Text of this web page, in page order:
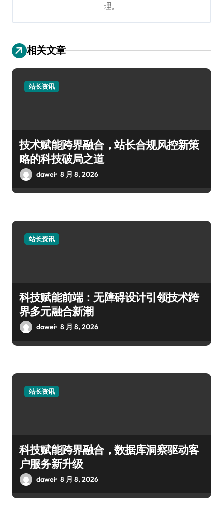
理。
相关文章
站长资讯
技术赋能跨界融合，站长合规风控新策
略的科技破局之道
dawei 8 月 8, 2026
站长资讯
科技赋能前端：无障碍设计引领技术跨
界多元融合新潮
dawei 8 月 8, 2026
站长资讯
科技赋能跨界融合，数据库洞察驱动客
户服务新升级
dawei 8 月 8, 2026